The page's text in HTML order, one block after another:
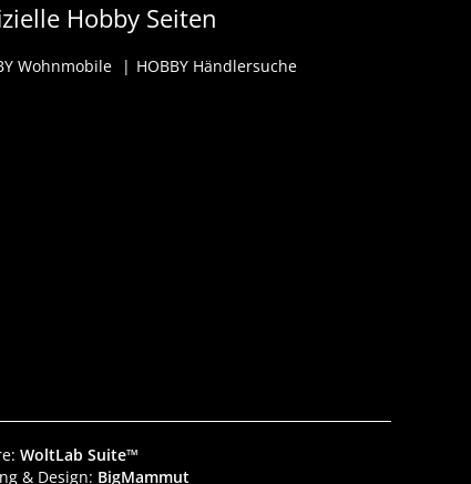
Hobby Seiten
Wohnmobile HOBBY Händlersuche
WoltLab Suite™
& Design: BigMammut